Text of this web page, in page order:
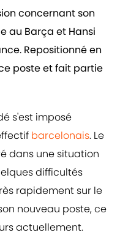
concernant son
au Barça et Hansi
Repositionné en
poste et fait partie
s'est imposé
barcelonais. Le
dans une situation
difficultés
rapidement sur le
nouveau poste, ce
actuellement.